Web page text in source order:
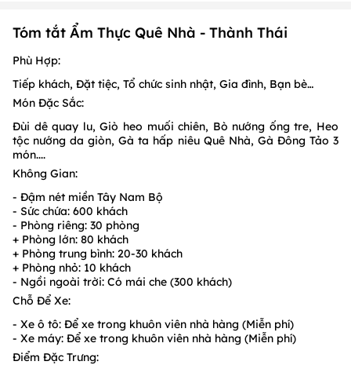
Tóm tắt Ẩm Thực Quê Nhà - Thành Thái
Phù Hợp:
Tiếp khách, Đặt tiệc, Tổ chức sinh nhật, Gia đình, Bạn bè…
Món Đặc Sắc:
Đùi dê quay lu, Giò heo muối chiên, Bò nướng ống tre, Heo
tộc nướng da giòn, Gà ta hấp niêu Quê Nhà, Gà Đông Tảo 3
món....
Không Gian:
- Đậm nét miền Tây Nam Bộ
- Sức chứa: 600 khách
- Phòng riêng: 30 phòng
+ Phòng lớn: 80 khách
+ Phòng trung bình: 20-30 khách
+ Phòng nhỏ: 10 khách
- Ngồi ngoài trời: Có mái che (300 khách)
Chỗ Để Xe:
- Xe ô tô: Để xe trong khuôn viên nhà hàng (Miễn phí)
- Xe máy: Để xe trong khuôn viên nhà hàng (Miễn phí)
Điểm Đặc Trưng: